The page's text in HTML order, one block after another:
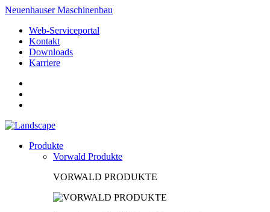
Neuenhauser Maschinenbau
Web-Serviceportal
Kontakt
Downloads
Karriere
Produkte
Vorwald Produkte
VORWALD PRODUKTE